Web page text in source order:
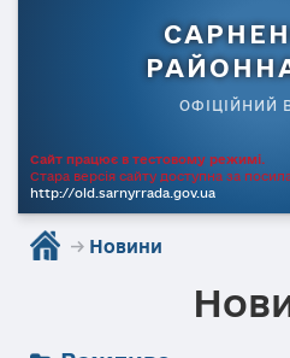
ОФІЦІЙНИЙ
Сайт працює в тестовому режимі.
Стара версія сайту доступна за
http://old.sarnyrrada.gov.ua
→ Новини